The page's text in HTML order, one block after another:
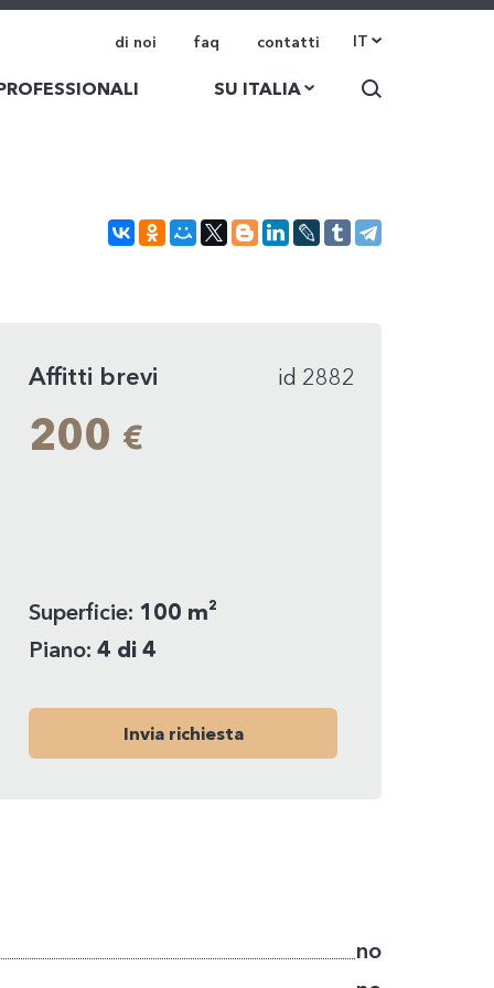
di noi faq contatti IT
SU ITALIA
Affitti brevi id 2882
200 €
Superficie: 100 m²
Piano: 4 di 4
Invia richiesta
no